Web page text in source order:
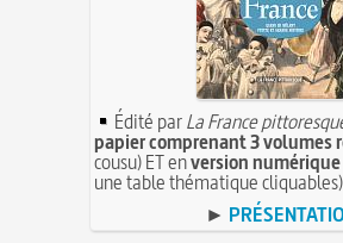
Édité parLa France
papier comprenant 3 volumes
cousu) ET enversion numérique
une table thématique cliquables)
►